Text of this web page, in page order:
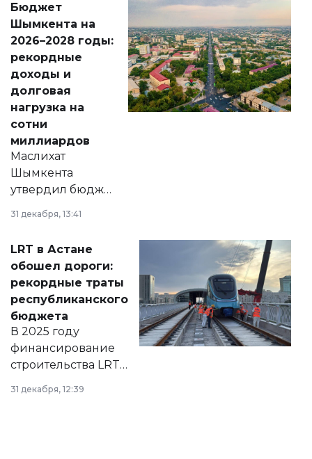
народу
Венесуэлы.
Бюджет
Шымкента на
2026–2028 годы:
рекордные
доходы и
долговая
нагрузка на
сотни
миллиардов
Маслихат
Шымкента
утвердил бюджет
города на 2026–
2028 годы.
документ
появился в базе
нормативных
правовых актов и
на сайте маслихат
города.
31 декабря, 13:41
LRT в Астане
обошел дороги:
рекордные траты
республиканского
бюджета
В 2025 году
финансирование
строительства LRT
в Астане из
республиканского
31 декабря, 12:39